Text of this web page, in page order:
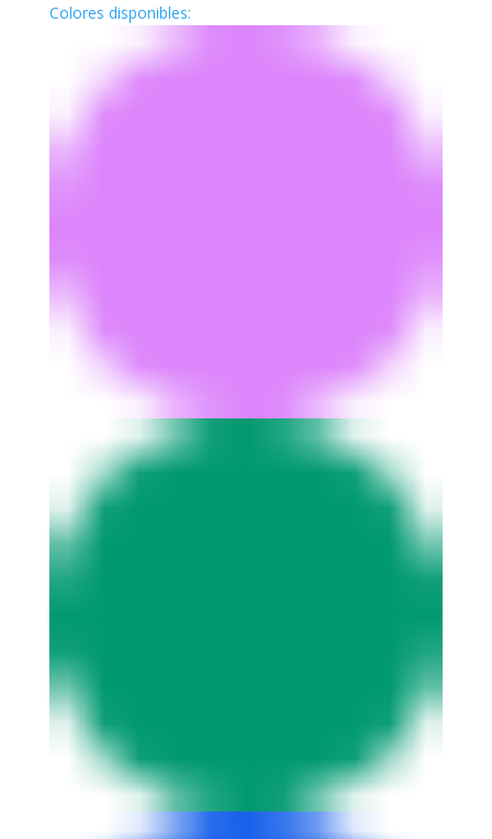
Colores disponibles: